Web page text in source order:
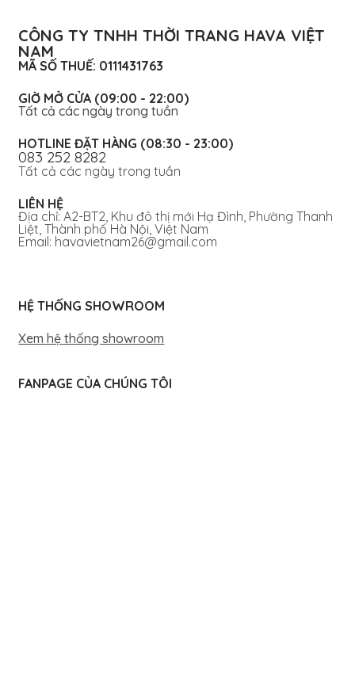
CÔNG TY TNHH THỜI TRANG HAVA VIỆT
NAM
MÃ SỐ THUẾ: 0111431763
GIỜ MỞ CỬA (09:00 - 22:00)
Tất cả các ngày trong tuần
HOTLINE ĐẶT HÀNG (08:30 - 23:00)
083 252 8282
Tất cả các ngày trong tuần
LIÊN HỆ
Địa chỉ: A2-BT2, Khu đô thị mới Hạ Đình, Phường Thanh
Liệt, Thành phố Hà Nội, Việt Nam
Email: havavietnam26@gmail.com
HỆ THỐNG SHOWROOM
Xem hệ thống showroom
FANPAGE CỦA CHÚNG TÔI